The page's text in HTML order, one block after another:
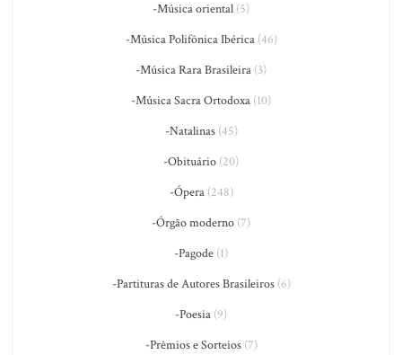
-Música oriental (5)
-Música Polifônica Ibérica(46)
-Música Rara Brasileira (3)
-Música Sacra Ortodoxa (10)
-Natalinas(45)
-Obituário (20)
-Ópera(248)
-Órgão moderno (7)
-Pagode (1)
-Partituras de Autores Brasileiros(6)
-Poesia (9)
-Prêmios e Sorteios(7)